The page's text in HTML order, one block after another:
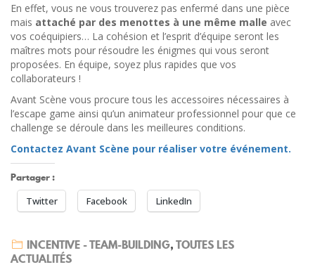
En effet, vous ne vous trouverez pas enfermé dans une pièce
mais attaché par des menottes à une même malle avec
vos coéquipiers… La cohésion et l’esprit d’équipe seront les
maîtres mots pour résoudre les énigmes qui vous seront
proposées. En équipe, soyez plus rapides que vos
collaborateurs !
Avant Scène vous procure tous les accessoires nécessaires à
l’escape game ainsi qu’un animateur professionnel pour que ce
challenge se déroule dans les meilleures conditions.
Contactez Avant Scène pour réaliser votre événement.
Partager :
Twitter
Facebook LinkedIn
INCENTIVE - TEAM-BUILDING,TOUTES LES
ACTUALITÉS